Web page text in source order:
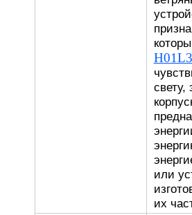
свету,
или
их